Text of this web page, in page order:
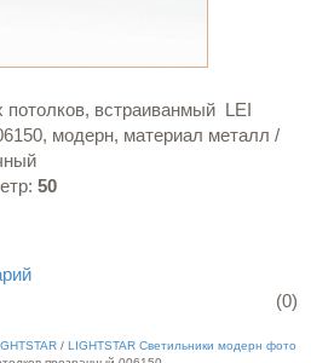
встраиванмый LEI
модерн, материал металл /
50
(0)
/ LIGHTSTAR Светильники модерн фото